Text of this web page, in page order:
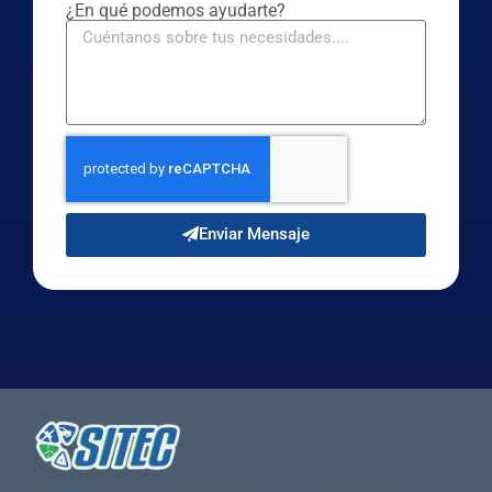
¿En qué podemos ayudarte?
Enviar Mensaje